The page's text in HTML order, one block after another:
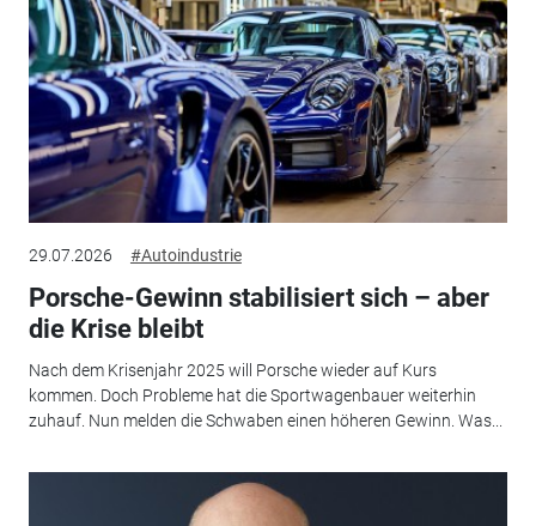
29.07.2026 #Autoindustrie
Porsche-Gewinn stabilisiert sich – aber
die Krise bleibt
Nach dem Krisenjahr 2025 will Porsche wieder auf Kurs
kommen. Doch Probleme hat die Sportwagenbauer weiterhin
zuhauf. Nun melden die Schwaben einen höheren Gewinn. Was...